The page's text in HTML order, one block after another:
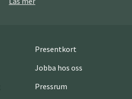
Presentkort
Jobba hos oss
Pressrum